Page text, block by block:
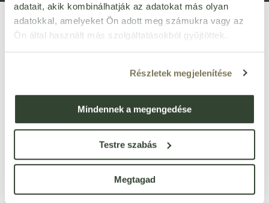
adatait, akik kombinálhatják az adatokat más olyan
adatokkal, amelyeket Ön adott meg számukra vagy az
Ön által használt más szolgáltatásokból gyűjtöttek.
Részletek megjelenítése
Mindennek a megengedése
Testre szabás
Megtagad
VIRTUÁLIS SÉTA
-ben
1135 Budapest, Róbert Károly körút 96-100.
Magánszemélyeknek: webshop@bijo.hu